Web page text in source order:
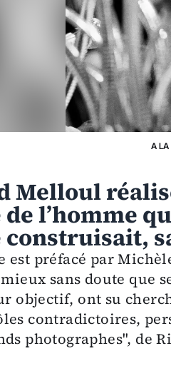
A LA
Melloul
l’homme
construisait,
est préfacé par
sans doute que
objectif, ont su
contradictoires,
photographes", de